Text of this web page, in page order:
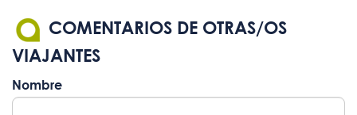
COMENTARIOS DE OTRAS/OS
VIAJANTES
Nombre